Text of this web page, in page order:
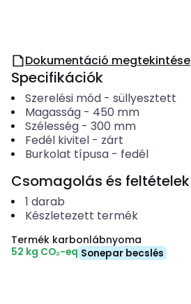
Dokumentáció megtekintése
Specifikációk
Szerelési mód- süllyesztett
Magasság- 450 mm
Szélesség- 300 mm
Fedél kivitel- zárt
Burkolat típusa- fedél
Csomagolás és feltételek
1 darab
Készletezett termék
Termék karbonlábnyoma
52 kg CO₂-eq Sonepar becslés